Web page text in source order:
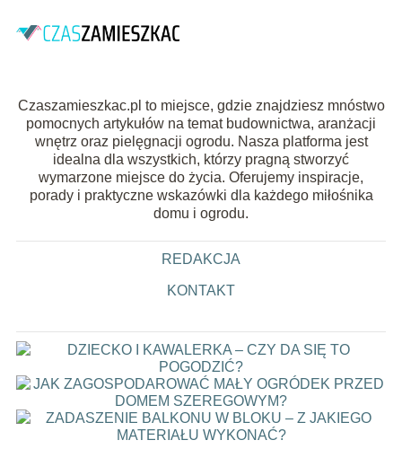
Czaszamieszkac.pl to miejsce, gdzie znajdziesz mnóstwo
pomocnych artykułów na temat budownictwa, aranżacji
wnętrz oraz pielęgnacji ogrodu. Nasza platforma jest
idealna dla wszystkich, którzy pragną stworzyć
wymarzone miejsce do życia. Oferujemy inspiracje,
porady i praktyczne wskazówki dla każdego miłośnika
domu i ogrodu.
REDAKCJA
KONTAKT